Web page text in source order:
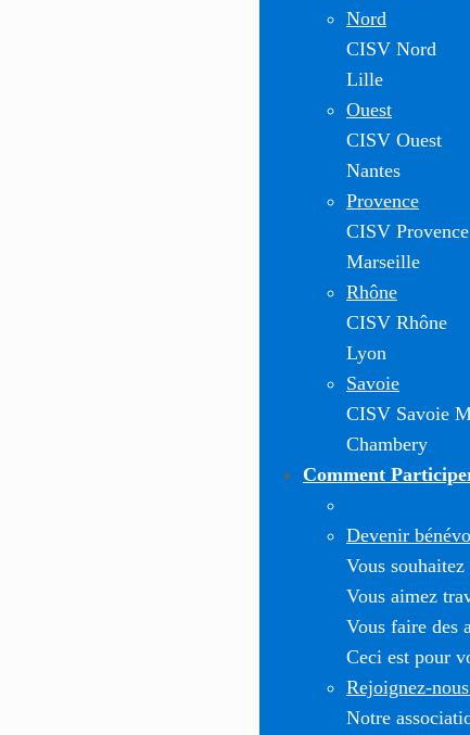
Nord
CISV Nord
Lille
Ouest
CISV Ouest
Nantes
Provence
CISV Provence
Marseille
Rhône
CISV Rhône
Lyon
Savoie
CISV Savoie
Chambery
Comment
Devenir
Vous
Vous aimez
Vous faire des
Ceci est pour
Rejoignez-
Notre